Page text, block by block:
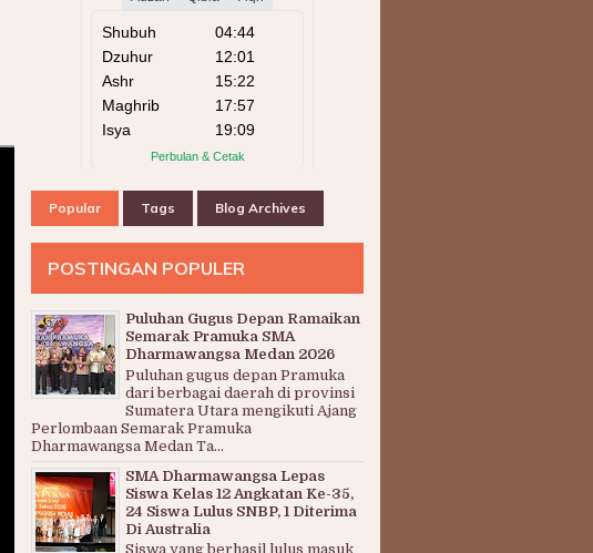
Popular Tags Blog Archives
POSTINGAN POPULER
Puluhan Gugus Depan Ramaikan
Semarak Pramuka SMA
Dharmawangsa Medan 2026
Puluhan gugus depan Pramuka
dari berbagai daerah di provinsi
Sumatera Utara mengikuti Ajang
Perlombaan Semarak Pramuka
Dharmawangsa Medan Ta...
SMA Dharmawangsa Lepas
Siswa Kelas 12 Angkatan Ke-35,
24 Siswa Lulus SNBP, 1 Diterima
Di Australia
Siswa yang berhasil lulus masuk